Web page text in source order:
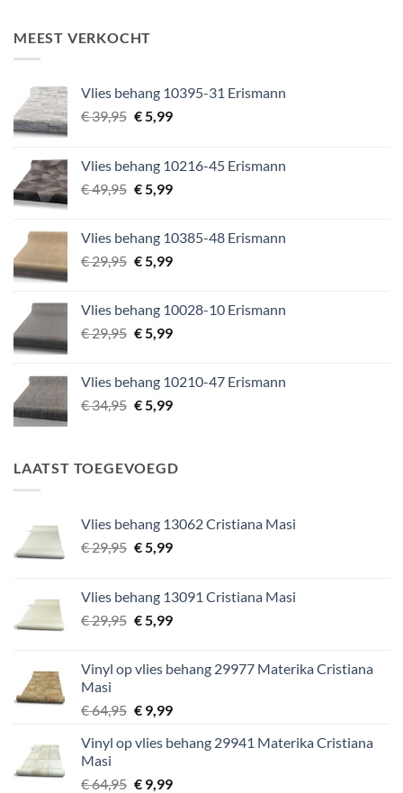
€ 64,95.
MEEST VERKOCHT
Vlies behang 10395-31 Erismann
€39,95 Oorspronkelijke
€ 39,95.
€5,99Huidige
€ 5,99.
Vlies behang 10216-45 Erismann
€49,95 Oorspronkelijke
€ 49,95.
€5,99Huidige
€ 5,99.
Vlies behang 10385-48 Erismann
€29,95 Oorspronkelijke
€ 29,95.
€5,99Huidige
€ 5,99.
Vlies behang 10028-10 Erismann
€29,95 Oorspronkelijke
€ 29,95.
€5,99Huidige
€ 5,99.
Vlies behang 10210-47 Erismann
€34,95 Oorspronkelijke
€ 34,95.
€5,99Huidige
€ 5,99.
LAATST TOEGEVOEGD
Vlies behang 13062 Cristiana Masi
€29,95 Oorspronkelijke
€ 29,95.
€5,99Huidige
€ 5,99.
Vlies behang 13091 Cristiana Masi
€29,95 Oorspronkelijke
€ 29,95.
€5,99Huidige
€ 5,99.
Vinyl op vlies behang 29977 Materika Cristiana
Masi
€64,95 Oorspronkelijke
was:
€9,99Huidige
is:
Vinyl op vlies behang 29941 Materika Cristiana
Masi
€64,95 Oorspronkelijke
€9,99Huidige